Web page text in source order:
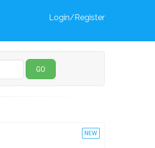
Login/Register
GO
NEW